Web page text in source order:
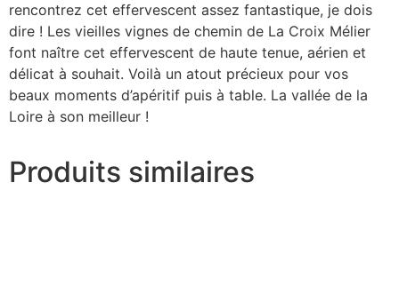
rencontrez cet effervescent assez fantastique, je dois
dire ! Les vieilles vignes de chemin de La Croix Mélier
font naître cet effervescent de haute tenue, aérien et
délicat à souhait. Voilà un atout précieux pour vos
beaux moments d’apéritif puis à table. La vallée de la
Loire à son meilleur !
Produits similaires